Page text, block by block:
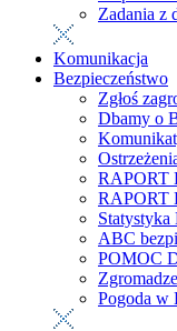
Zadania z
Komunikacja
Bezpieczeństwo
Zgłoś
Dbamy o
RAPORT
RAPORT
ABC
POMOC
Pogoda w